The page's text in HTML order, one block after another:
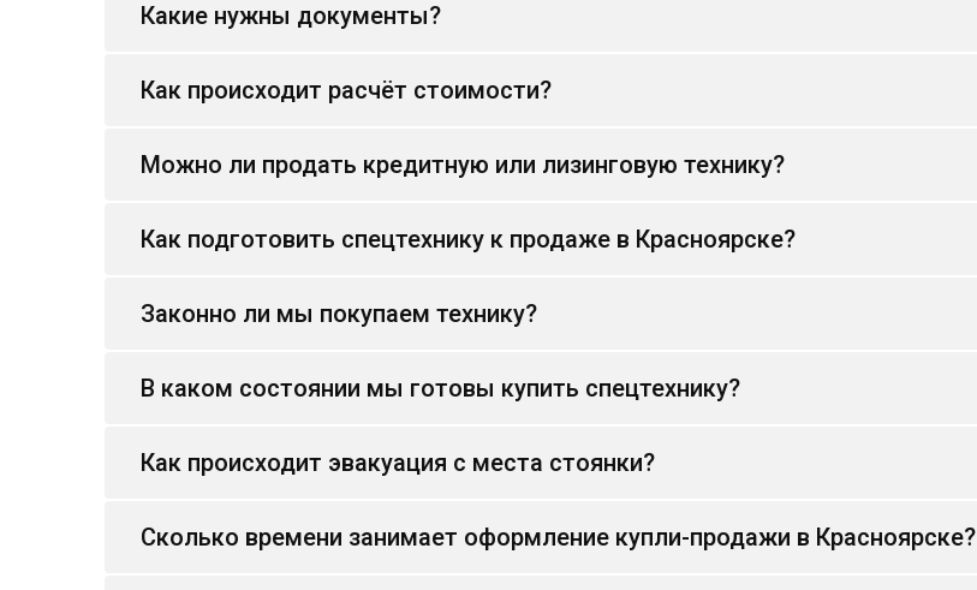
Какие нужны документы?
Как происходит расчёт стоимости?
Можно ли продать кредитную или лизинговую технику?
Как подготовить спецтехнику к продаже в Красноярске?
Законно ли мы покупаем технику?
В каком состоянии мы готовы купить спецтехнику?
Как происходит эвакуация с места стоянки?
Сколько времени занимает оформление купли-продажи в Красноярске?